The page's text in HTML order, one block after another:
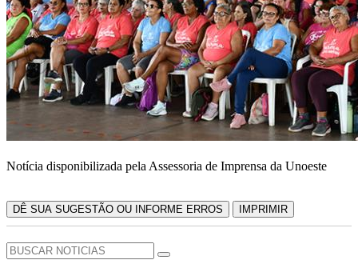
Notícia disponibilizada pela Assessoria de Imprensa da Unoeste
DÊ SUA SUGESTÃO OU INFORME ERROS IMPRIMIR